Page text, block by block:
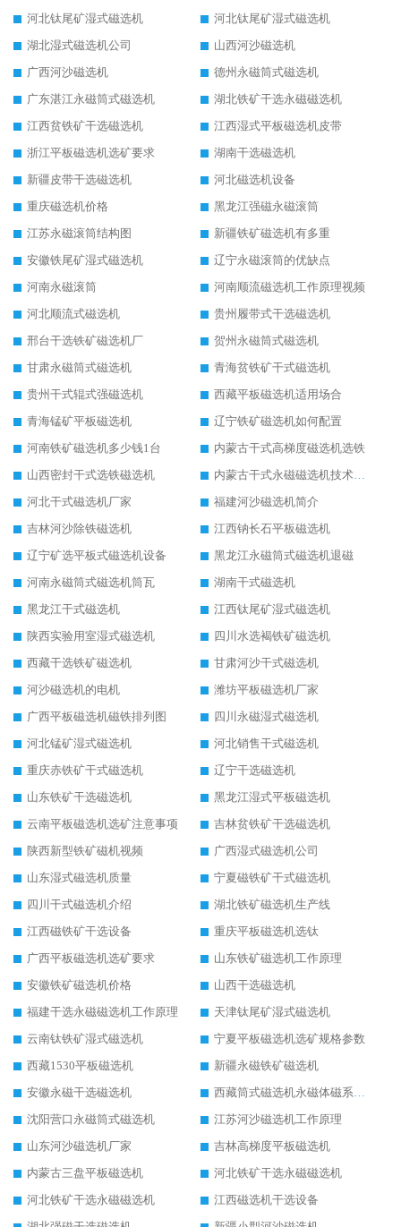
河北钛尾矿湿式磁选机
河北钛尾矿湿式磁选机
湖北湿式磁选机公司
山西河沙磁选机
广西河沙磁选机
德州永磁筒式磁选机
广东湛江永磁筒式磁选机
湖北铁矿干选永磁磁选机
江西贫铁矿干选磁选机
江西湿式平板磁选机皮带
浙江平板磁选机选矿要求
湖南干选磁选机
新疆皮带干选磁选机
河北磁选机设备
重庆磁选机价格
黑龙江强磁永磁滚筒
江苏永磁滚筒结构图
新疆铁矿磁选机有多重
安徽铁尾矿湿式磁选机
辽宁永磁滚筒的优缺点
河南永磁滚筒
河南顺流磁选机工作原理视频
河北顺流式磁选机
贵州履带式干选磁选机
邢台干选铁矿磁选机厂
贺州永磁筒式磁选机
甘肃永磁筒式磁选机
青海贫铁矿干式磁选机
贵州干式辊式强磁选机
西藏平板磁选机适用场合
青海锰矿平板磁选机
辽宁铁矿磁选机如何配置
河南铁矿磁选机多少钱1台
内蒙古干式高梯度磁选机选铁
山西密封干式选铁磁选机
内蒙古干式永磁磁选机技术要求
河北干式磁选机厂家
福建河沙磁选机简介
吉林河沙除铁磁选机
江西钠长石平板磁选机
辽宁矿选平板式磁选机设备
黑龙江永磁筒式磁选机退磁
河南永磁筒式磁选机筒瓦
湖南干式磁选机
黑龙江干式磁选机
江西钛尾矿湿式磁选机
陕西实验用室湿式磁选机
四川水选褐铁矿磁选机
西藏干选铁矿磁选机
甘肃河沙干式磁选机
河沙磁选机的电机
潍坊平板磁选机厂家
广西平板磁选机磁铁排列图
四川永磁湿式磁选机
河北锰矿湿式磁选机
河北销售干式磁选机
重庆赤铁矿干式磁选机
辽宁干选磁选机
山东铁矿干选磁选机
黑龙江湿式平板磁选机
云南平板磁选机选矿注意事项
吉林贫铁矿干选磁选机
陕西新型铁矿磁机视频
广西湿式磁选机公司
山东湿式磁选机质量
宁夏磁铁矿干式磁选机
四川干式磁选机介绍
湖北铁矿磁选机生产线
江西磁铁矿干选设备
重庆平板磁选机选钛
广西平板磁选机选矿要求
山东铁矿磁选机工作原理
安徽铁矿磁选机价格
山西干选磁选机
福建干选永磁磁选机工作原理
天津钛尾矿湿式磁选机
云南钛铁矿湿式磁选机
宁夏平板磁选机选矿规格参数
西藏1530平板磁选机
新疆永磁铁矿磁选机
安徽永磁干选磁选机
西藏筒式磁选机永磁体磁系设计
沈阳营口永磁筒式磁选机
江苏河沙磁选机工作原理
山东河沙磁选机厂家
吉林高梯度平板磁选机
内蒙古三盘平板磁选机
河北铁矿干选永磁磁选机
河北铁矿干选永磁磁选机
江西磁选机干选设备